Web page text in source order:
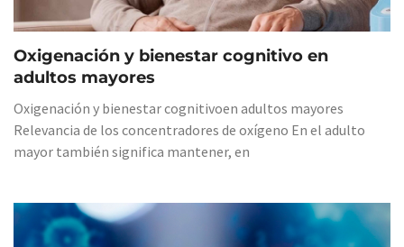
Oxigenación y bienestar cognitivo en
adultos mayores
Oxigenación y bienestar cognitivoen adultos mayores
Relevancia de los concentradores de oxígeno En el adulto
mayor también significa mantener, en